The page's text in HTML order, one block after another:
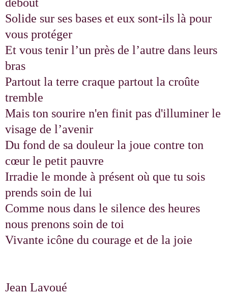
debout
Solide sur ses bases et eux sont-ils là pour
vous protéger
Et vous tenir l’un près de l’autre dans leurs
bras
Partout la terre craque partout la croûte
tremble
Mais ton sourire n'en finit pas d'illuminer le
visage de l’avenir
Du fond de sa douleur la joue contre ton
cœur le petit pauvre
Irradie le monde à présent où que tu sois
prends soin de lui
Comme nous dans le silence des heures
nous prenons soin de toi
Vivante icône du courage et de la joie
Jean Lavoué